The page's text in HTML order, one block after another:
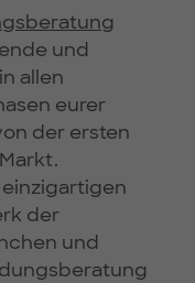
und
allen
eurer
der ersten
der
und